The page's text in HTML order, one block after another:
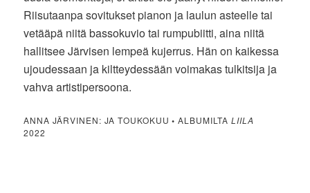
Riisutaanpa sovitukset pianon ja laulun asteelle tai
vetääpä niitä bassokuvio tai rumpubiitti, aina niitä
hallitsee Järvisen lempeä kujerrus. Hän on kaikessa
ujoudessaan ja kiltteydessään voimakas tulkitsija ja
vahva artistipersoona.
ANNA JÄRVINEN: JA TOUKOKUU• ALBUMILTALIILA
2022